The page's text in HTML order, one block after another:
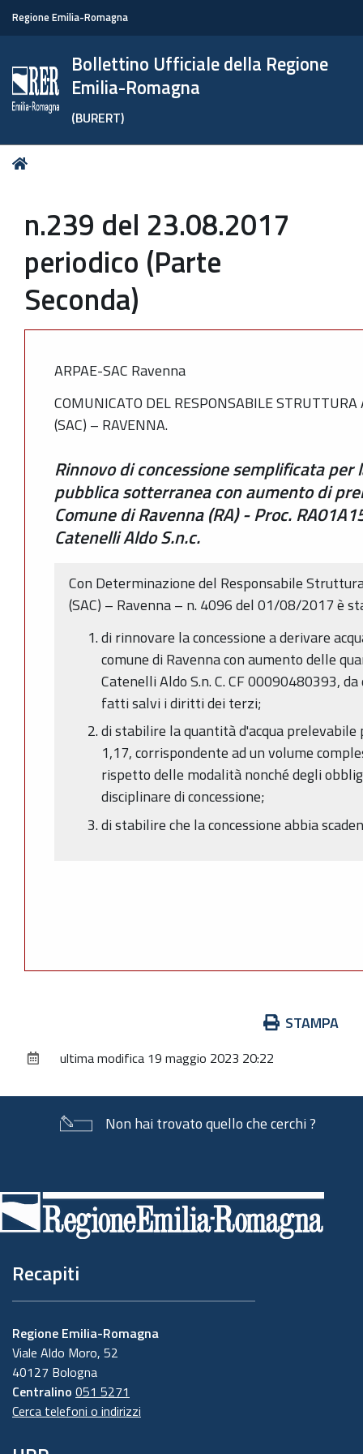
Regione Emilia-Romagna
Bollettino Ufficiale della Regione
Emilia-Romagna
(BURERT)
Tu
n.239 del 23.08.2017
periodico (Parte
Seconda)
ARPAE-SAC Ravenna
COMUNICATO DEL RESPONSABILE
(SAC) – RAVENNA.
Rinnovo di concessione semplificata per
pubblica sotterranea con aumento di
Comune di Ravenna (RA) - Proc.
Catenelli Aldo S.n.c.
Con Determinazione del Responsabile
(SAC) – Ravenna – n. 4096 del 01/08/2017 è
di rinnovare la concessione a derivare
comune di Ravenna con aumento delle
Catenelli Aldo S.n. C. CF 00090480393,
fatti salvi i diritti dei terzi;
di stabilire la quantità d'acqua
1,17, corrispondente ad un volume
rispetto delle modalità nonché degli
disciplinare di concessione;
di stabilire che la concessione abbia
documento
STAMPA
ultima modifica 19 maggio 2023 20:22
Non hai trovato quello che cerchi ?
di
pagina
Recapiti
Regione Emilia-Romagna
Viale Aldo Moro, 52
40127 Bologna
Centralino 051 5271
Cerca telefoni o indirizzi